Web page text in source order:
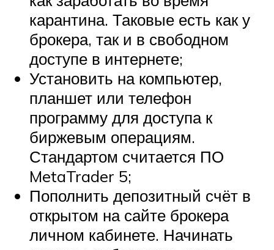
карантина. Таковые есть как у
брокера, так и в свободном
доступе в интернете;
Установить на компьютер,
планшет или телефон
программу для доступа к
биржевым операциям.
Стандартом считается ПО
MetaTrader 5;
Пополнить депозитный счёт в
открытом на сайте брокера
личном кабинете. Начинать